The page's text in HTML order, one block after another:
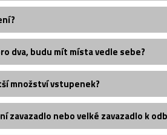
dva, budu mít místa vedle sebe?
množství vstupenek?
zavazadlo nebo velké zavazadlo k